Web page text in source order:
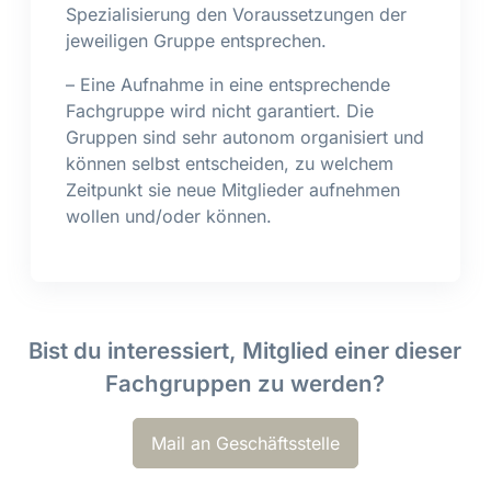
Spezialisierung den Voraussetzungen der
jeweiligen Gruppe entsprechen.
– Eine Aufnahme in eine entsprechende
Fachgruppe wird nicht garantiert. Die
Gruppen sind sehr autonom organisiert und
können selbst entscheiden, zu welchem
Zeitpunkt sie neue Mitglieder aufnehmen
wollen und/oder können.
Bist du interessiert, Mitglied einer dieser
Fachgruppen zu werden?
Mail an Geschäftsstelle